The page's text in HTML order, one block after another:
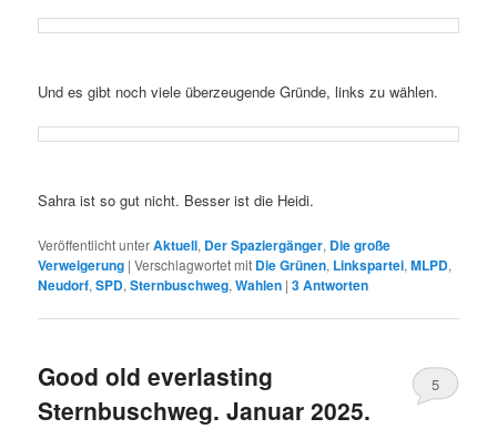
Und es gibt noch viele überzeugende Gründe, links zu wählen.
Sahra ist so gut nicht. Besser ist die Heidi.
Veröffentlicht unterAktuell, Der Spaziergänger, Die große
Verweigerung |Verschlagwortet mit Die Grünen, Linkspartei,MLPD,
Neudorf,SPD,Sternbuschweg,Wahlen |3Antworten
Good old everlasting
Sternbuschweg. Januar 2025.
5